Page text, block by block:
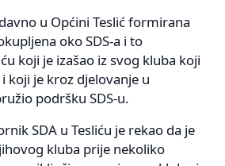
u Općini Teslić formirana
oko SDS-a i to
koji je izašao iz svog kluba koji
koji je kroz djelovanje u
podršku SDS-u.
SDA u Tesliću je rekao da je
kluba prije nekoliko